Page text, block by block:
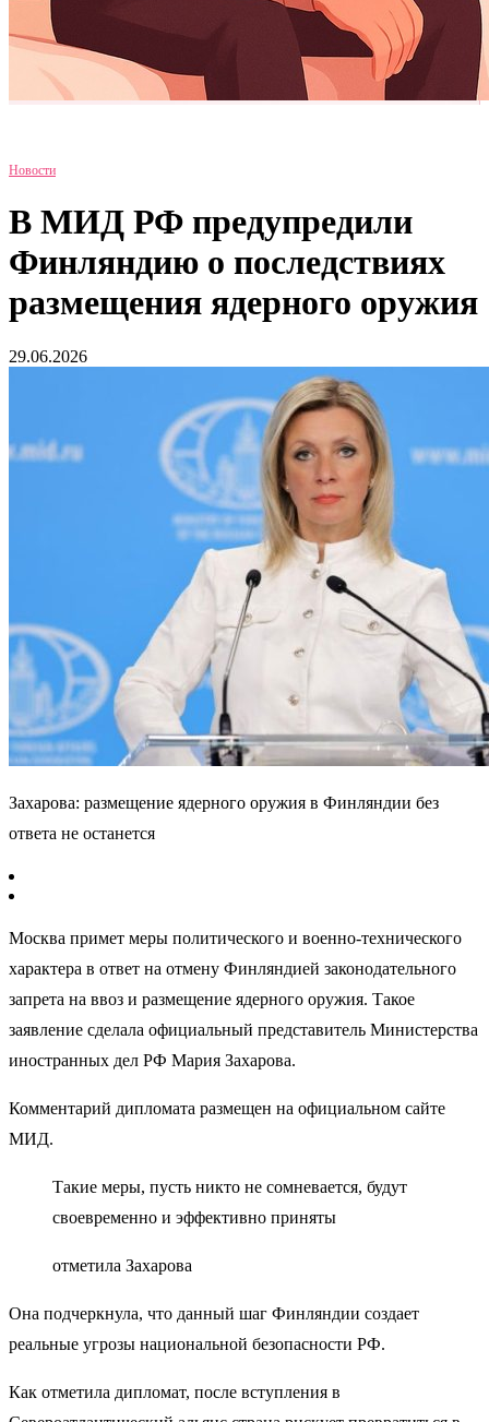
Новости
В МИД РФ предупредили
Финляндию о последствиях
размещения ядерного оружия
29.06.2026
Захарова: размещение ядерного оружия в Финляндии без
ответа не останется
Москва примет меры политического и военно-технического
характера в ответ на отмену Финляндией законодательного
запрета на ввоз и размещение ядерного оружия. Такое
заявление сделала официальный представитель Министерства
иностранных дел РФ Мария Захарова.
Комментарий дипломата размещен на официальном сайте
МИД.
Такие меры, пусть никто не сомневается, будут
своевременно и эффективно приняты
отметила Захарова
Она подчеркнула, что данный шаг Финляндии создает
реальные угрозы национальной безопасности РФ.
Как отметила дипломат, после вступления в